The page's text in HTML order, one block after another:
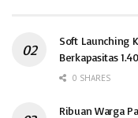
Soft Launching
Berkapasitas
0 SHARES
Ribuan Warga